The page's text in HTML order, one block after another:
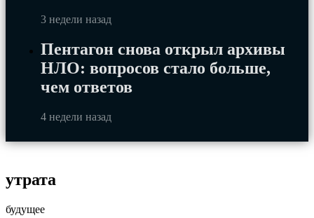
3 недели назад
Пентагон снова открыл архивы
НЛО: вопросов стало больше,
чем ответов
4 недели назад
утрата
будущее